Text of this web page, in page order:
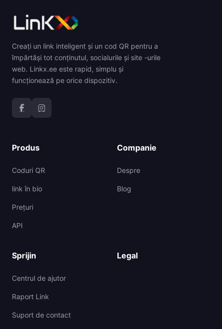
Creați un link inteligent și un cod QR pentru a
împărtăși tot conținutul, socialurile și site -urile
web. Linkx.ee este rapid, simplu și
funcționează pe orice dispozitiv.
Produs
Coduri QR
link în bio
Prețuri
API
Companie
Despre
Blog
Sprijin
Centrul de ajutor
Raport Link
Suport de contact
Legal